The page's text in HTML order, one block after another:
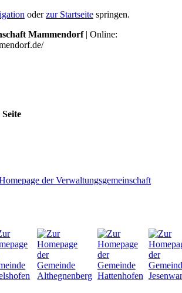
oderzur Startseite springen.
Mammendorf| Online: